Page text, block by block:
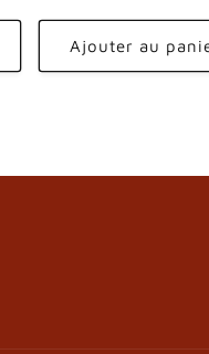
habituel
Ajouter au